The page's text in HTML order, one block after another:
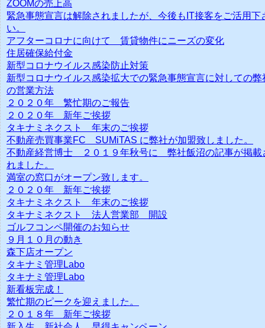
ZOOMの売上高
緊急事態宣言は解除されましたが、今後もIT接客をご活用下
い。
アフターコロナに向けて 賃貸物件にニーズの変化
住居確保給付金
新型コロナウイルス感染防止対策
新型コロナウイルス感染拡大での緊急事態宣言に対しての弊
の営業方法
２０２０年 繁忙期のご報告
２０２０年 新年ご挨拶
タキナミネクスト 年末のご挨拶
不動産売買事業FC SUMiTAS に弊社が加盟致しました。
不動産経営博士 ２０１９年秋号に 弊社飯沼の記事が掲載
れました。
満室の窓口がオープン致します。
２０２０年 新年ご挨拶
タキナミネクスト 年末のご挨拶
タキナミネクスト 法人営業部 開設
ゴルフコンペ開催のお知らせ
９月１０月の動き
森下店オープン
タキナミ管理Labo
タキナミ管理Labo
新看板完成！
繁忙期のピークを迎えました。
２０１８年 新年ご挨拶